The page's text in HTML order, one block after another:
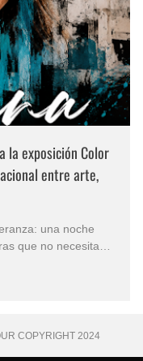
la exposición Color
entre arte,
una noche
de la artista
COPYRIGHT 2024